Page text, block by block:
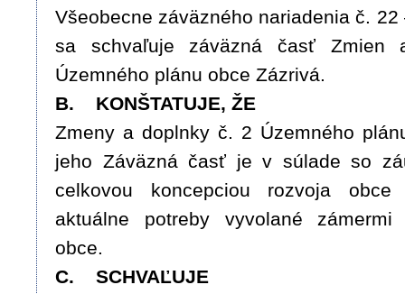
Všeobecne záväzného nariadenia č.
sa schvaľuje záväzná časť Zmien
Územného plánu obce Zázrivá.
B. KONŠTATUJE, ŽE
Zmeny a doplnky č. 2 Územného
jeho Záväzná časť je v súlade so
celkovou koncepciou rozvoja
aktuálne potreby vyvolané
obce.
C. SCHVAĽUJE